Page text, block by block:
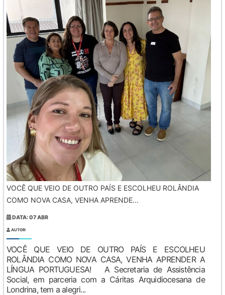
VOCÊ QUE VEIO DE OUTRO PAÍS E ESCOLHEU ROLÂNDIA
COMO NOVA CASA, VENHA APRENDE...
DATA: 07 ABR
AUTOR:
VOCÊ QUE VEIO DE OUTRO PAÍS E ESCOLHEU
ROLÂNDIA COMO NOVA CASA, VENHA APRENDER A
LÍNGUA PORTUGUESA! A Secretaria de Assistência
Social, em parceria com a Cáritas Arquidiocesana de
Londrina, tem a alegri...